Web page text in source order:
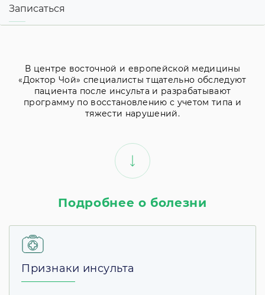
Записаться
В центре восточной и европейской медицины
«Доктор Чой» специалисты тщательно обследуют
пациента после инсульта и разрабатывают
программу по восстановлению с учетом типа и
тяжести нарушений.
Подробнее о болезни
Признаки инсульта